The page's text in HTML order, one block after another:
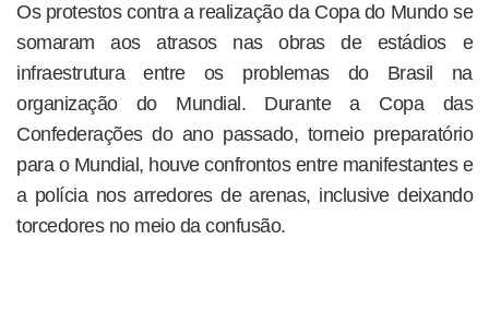
Os protestos contra a realização da Copa do Mundo se
somaram aos atrasos nas obras de estádios e
infraestrutura entre os problemas do Brasil na
organização do Mundial. Durante a Copa das
Confederações do ano passado, torneio preparatório
para o Mundial, houve confrontos entre manifestantes e
a polícia nos arredores de arenas, inclusive deixando
torcedores no meio da confusão.